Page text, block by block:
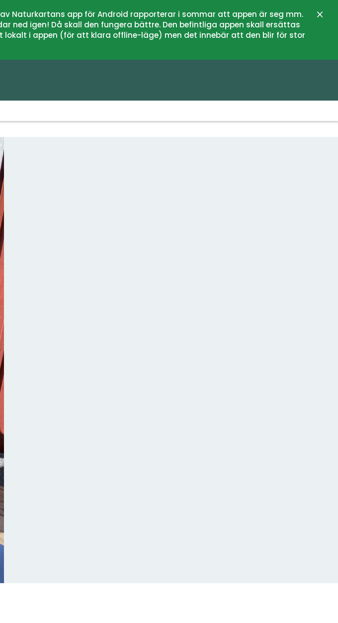
Naturkartans app för Android rapporterar i sommar att appen är seg mm.
ned igen! Då skall den fungera bättre. Den befintliga appen skall ersättas
i appen (för att klara offline-läge) men det innebär att den blir för stor